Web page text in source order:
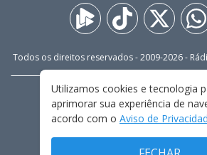
Todos os direitos reservados - 2009-2026-
FALE CONOSCO
TERMOS E CONDIÇÕES DE
Utilizamos cookies e tecnologia
aprimorar sua experiência de
acordo com o Aviso de